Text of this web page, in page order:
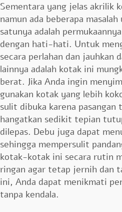
Sementara yang jelas akrilik
namun ada beberapa
satunya adalah
dengan hati-hati. Untuk
secara perlahan dan jauhkan
lainnya adalah kotak ini
berat. Jika Anda ingin
gunakan kotak yang lebih
sulit dibuka karena
hangatkan sedikit tepian
dilepas. Debu juga dapat
sehingga mempersulit
kotak-kotak ini secara rutin
ringan agar tetap jernih dan
ini, Anda dapat menikmati
tanpa kendala.